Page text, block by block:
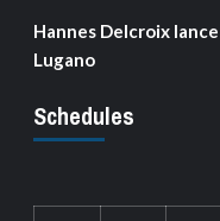
Hannes Delcroix
Lugano
Schedules